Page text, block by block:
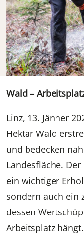
Wald –
Linz, 13. Jänner
Hektar Wald
und bedecken
Landesfläche.
ein wichtiger
sondern auch ein
dessen
Arbeitsplatz